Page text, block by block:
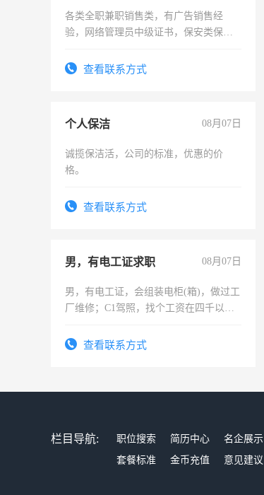
各类全职兼职销售类，有广告销售经
验，网络管理员中级证书，保安类保安
有高低压电工证和十几年工作经验
查看联系方式
个人保洁 08月07日
诚揽保洁活，公司的标准，优惠的价
格。
查看联系方式
男，有电工证求职 08月07日
男，有电工证，会组装电柜(箱)，做过工
厂维修；C1驾照，找个工资在四千以
电话查看联系方式
栏目导航: 职位搜索 简历中心 名企展示
套餐标准
金币充值 意见建议